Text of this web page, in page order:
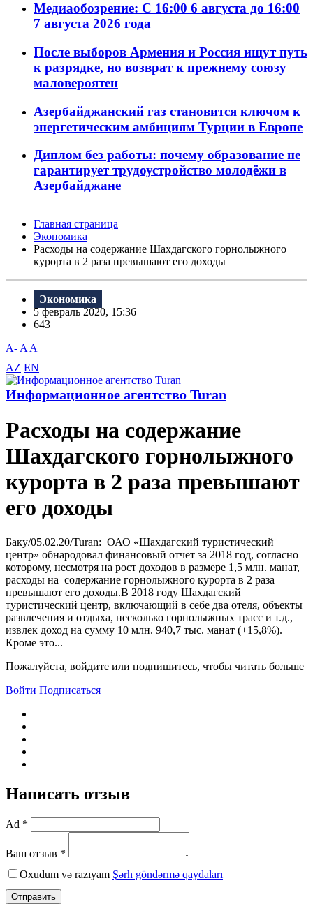
Медиаобозрение: С 16:00 6 августа до 16:00
7 августа 2026 года
После выборов Армения и Россия ищут путь
к разрядке, но возврат к прежнему союзу
маловероятен
Азербайджанский газ становится ключом к
энергетическим амбициям Турции в Европе
Диплом без работы: почему образование не
гарантирует трудоустройство молодёжи в
Азербайджане
Главная страница
Экономика
Расходы на содержание Шахдагского горнолыжного
курорта в 2 раза превышают его доходы
Экономика
5 февраль 2020, 15:36
643
A- A A+
AZ EN
Информационное агентство Turan
Расходы на содержание
Шахдагского горнолыжного
курорта в 2 раза превышают
его доходы
Баку/05.02.20/Turan: ОАО «Шахдагский туристический
центр» обнародовал финансовый отчет за 2018 год, согласно
которому, несмотря на рост доходов в размере 1,5 млн. манат,
расходы на содержание горнолыжного курорта в 2 раза
превышают его доходы.В 2018 году Шахдагский
туристический центр, включающий в себе два отеля, объекты
развлечения и отдыха, несколько горнолыжных трасс и т.д.,
извлек доход на сумму 10 млн. 940,7 тыс. манат (+15,8%).
Кроме это...
Пожалуйста, войдите или подпишитесь, чтобы читать больше
Войти Подписаться
Написать отзыв
Ad *
Ваш отзыв *
Oxudum və razıyam Şərh göndərmə qaydaları
Отправить